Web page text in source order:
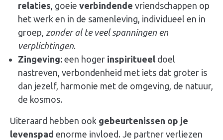
relaties, goeie verbindende vriendschappen op
het werk en in de samenleving, individueel en in
groep, zonder al te veel spanningen en
verplichtingen.
Zingeving: een hoger inspiritueel doel
nastreven, verbondenheid met iets dat groter is
dan jezelf, harmonie met de omgeving, de natuur,
de kosmos.
Uiteraard hebben ook gebeurtenissen op je
levenspad enorme invloed. Je partner verliezen